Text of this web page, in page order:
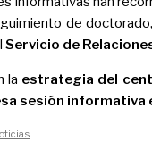
de
Servicio de
la estrategia del
sesión informativa
.